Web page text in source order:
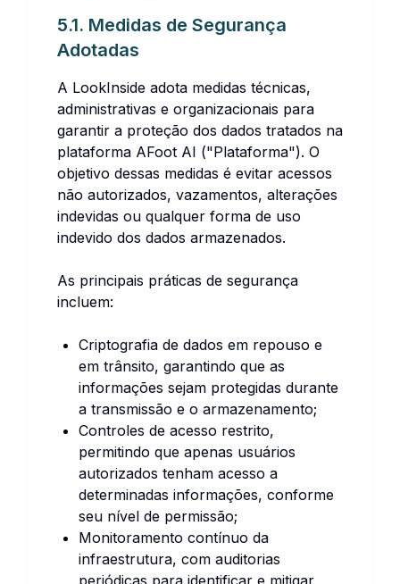
5.1. Medidas de Segurança
Adotadas
A LookInside adota medidas técnicas,
administrativas e organizacionais para
garantir a proteção dos dados tratados na
plataforma AFoot AI ("Plataforma"). O
objetivo dessas medidas é evitar acessos
não autorizados, vazamentos, alterações
indevidas ou qualquer forma de uso
indevido dos dados armazenados.
As principais práticas de segurança
incluem:
Criptografia de dados em repouso e
em trânsito, garantindo que as
informações sejam protegidas durante
a transmissão e o armazenamento;
Controles de acesso restrito,
permitindo que apenas usuários
autorizados tenham acesso a
determinadas informações, conforme
seu nível de permissão;
Monitoramento contínuo da
infraestrutura, com auditorias
periódicas para identificar e mitigar